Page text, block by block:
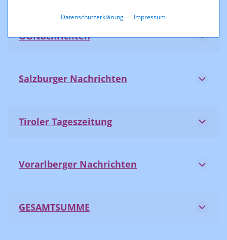
Datenschutzerklärung Impressum
OÖNachrichten
Salzburger Nachrichten
Tiroler Tageszeitung
Vorarlberger Nachrichten
GESAMTSUMME